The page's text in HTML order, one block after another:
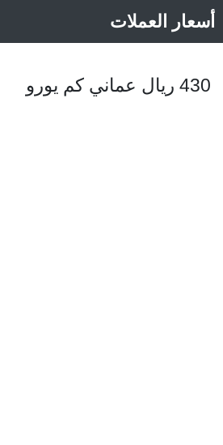
أسعار العملات
430 ريال عماني كم يورو